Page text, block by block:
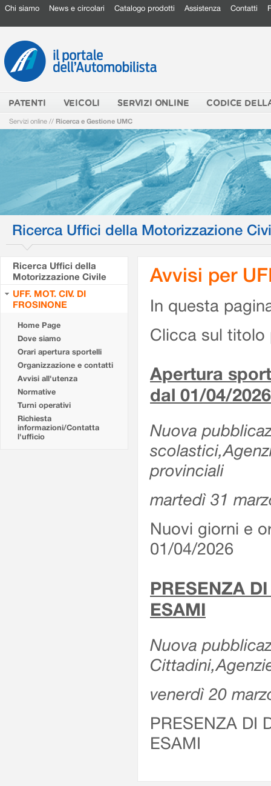
Chi siamo News e circolari Catalogo prodotti Assistenza Contatti
PATENTI VEICOLI SERVIZI ONLINE CODICE
Servizi online // Ricerca e Gestione UMC
Ricerca Uffici della Motorizzazione
Ricerca Uffici della
Motorizzazione Civile
UFF. MOT. CIV. DI
FROSINONE
Home Page
Dove siamo
Orari apertura sportelli
Organizzazione e contatti
Avvisi all'utenza
Normative
Turni operativi
Richiesta
informazioni/Contatta
l'ufficio
Avvisi per
In questa
Clicca sul titolo
Apertura
dal 01/04/2026
Nuova
provinciali
martedì 31
Nuovi giorni e
01/04/2026
PRESENZA
ESAMI
Nuova
venerdì 20
PRESENZA DI
ESAMI